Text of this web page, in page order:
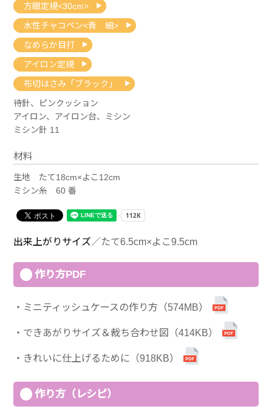
方眼定規<30cm>
水性チャコペン<青 細>
なめらか目打
アイロン定規
布切はさみ「ブラック」
待針、ピンクッション
アイロン、アイロン台、ミシン
ミシン針 11
材料
生地 たて18cm×よこ12cm
ミシン糸 60 番
出来上がりサイズ／たて6.5cm×よこ9.5cm
作り方PDF
ミニティッシュケースの作り方（574MB）
できあがりサイズ＆裁ち合わせ図（414KB）
きれいに仕上げるために（918KB）
作り方（レシピ）